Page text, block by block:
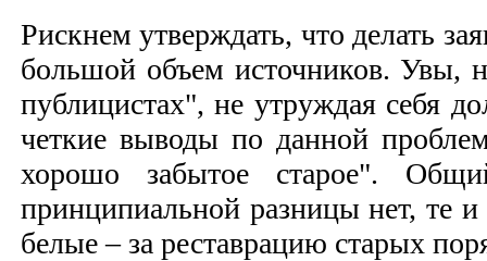
Рискнем утверждать, что делать
большой объем источников. Увы,
публицистах", не утруждая себя
четкие выводы по данной
хорошо забытое старое".
принципиальной разницы нет, те
белые – за реставрацию старых